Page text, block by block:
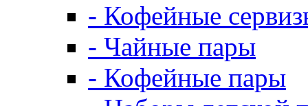
- Кофейные
- Чайные пары
- Кофейные пары